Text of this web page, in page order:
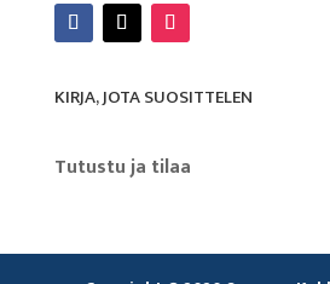
KIRJA, JOTA SUOSITTELEN
Tutustu ja tilaa